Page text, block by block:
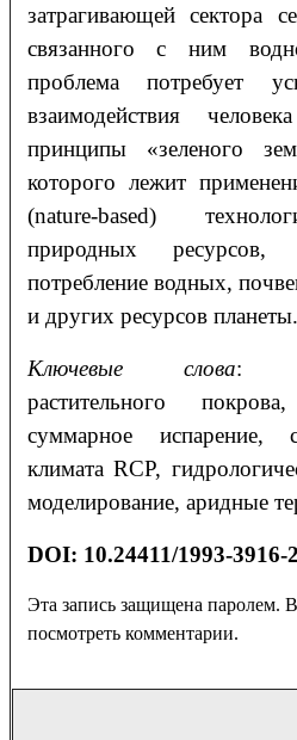
затрагивающей сектора
связанного с ним
проблема потребует
взаимодействия
принципы «зеленого
которого лежит
(nature-based)
природных ресурсов,
потребление водных,
и других ресурсов планеты.
Ключевые слова:
растительного
суммарное испарение,
климата RCP,
моделирование, аридные
DOI: 10.24411/1993-3916-
Эта запись защищена паролем.
посмотреть комментарии.